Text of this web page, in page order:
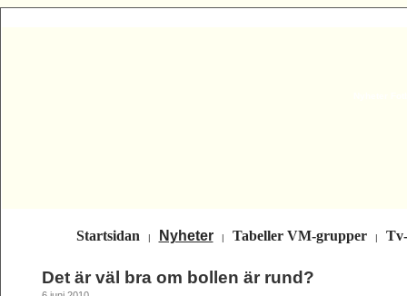
Startsidan | Nyheter| Tabeller VM-grupper|
Det är väl bra om bollen är rund?